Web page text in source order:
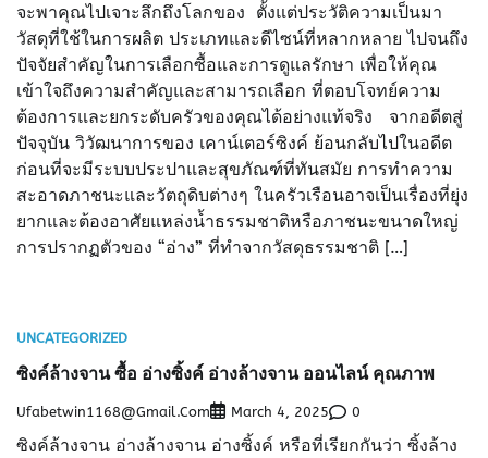
จะพาคุณไปเจาะลึกถึงโลกของ ตั้งแต่ประวัติความเป็นมา
วัสดุที่ใช้ในการผลิต ประเภทและดีไซน์ที่หลากหลาย ไปจนถึง
ปัจจัยสำคัญในการเลือกซื้อและการดูแลรักษา เพื่อให้คุณ
เข้าใจถึงความสำคัญและสามารถเลือก ที่ตอบโจทย์ความ
ต้องการและยกระดับครัวของคุณได้อย่างแท้จริง จากอดีตสู่
ปัจจุบัน วิวัฒนาการของ เคาน์เตอร์ซิงค์ ย้อนกลับไปในอดีต
ก่อนที่จะมีระบบประปาและสุขภัณฑ์ที่ทันสมัย การทำความ
สะอาดภาชนะและวัตถุดิบต่างๆ ในครัวเรือนอาจเป็นเรื่องที่ยุ่ง
ยากและต้องอาศัยแหล่งน้ำธรรมชาติหรือภาชนะขนาดใหญ่
การปรากฏตัวของ “อ่าง” ที่ทำจากวัสดุธรรมชาติ […]
UNCATEGORIZED
ซิงค์ล้างจาน ซื้อ อ่างซิ้งค์ อ่างล้างจาน ออนไลน์ คุณภาพ
Ufabetwin1168@gmail.com March 4, 2025 0
ซิงค์ล้างจาน อ่างล้างจาน อ่างซิ้งค์ หรือที่เรียกกันว่า ซิ้งล้าง